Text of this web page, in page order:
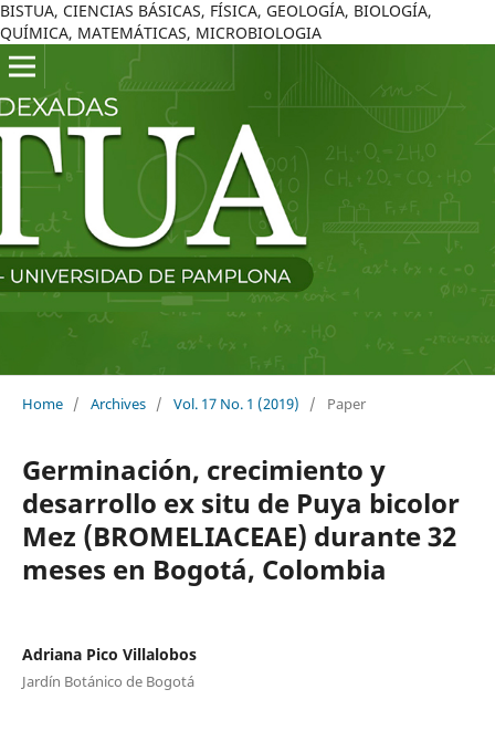
BISTUA, CIENCIAS BÁSICAS, FÍSICA, GEOLOGÍA, BIOLOGÍA,
QUÍMICA, MATEMÁTICAS, MICROBIOLOGIA
Home / Archives / Vol. 17 No. 1 (2019) / Paper
Germinación, crecimiento y
desarrollo ex situ de Puya bicolor
Mez (BROMELIACEAE) durante 32
meses en Bogotá, Colombia
Adriana Pico Villalobos
Jardín Botánico de Bogotá